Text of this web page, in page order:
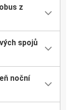
z
spojů
noční